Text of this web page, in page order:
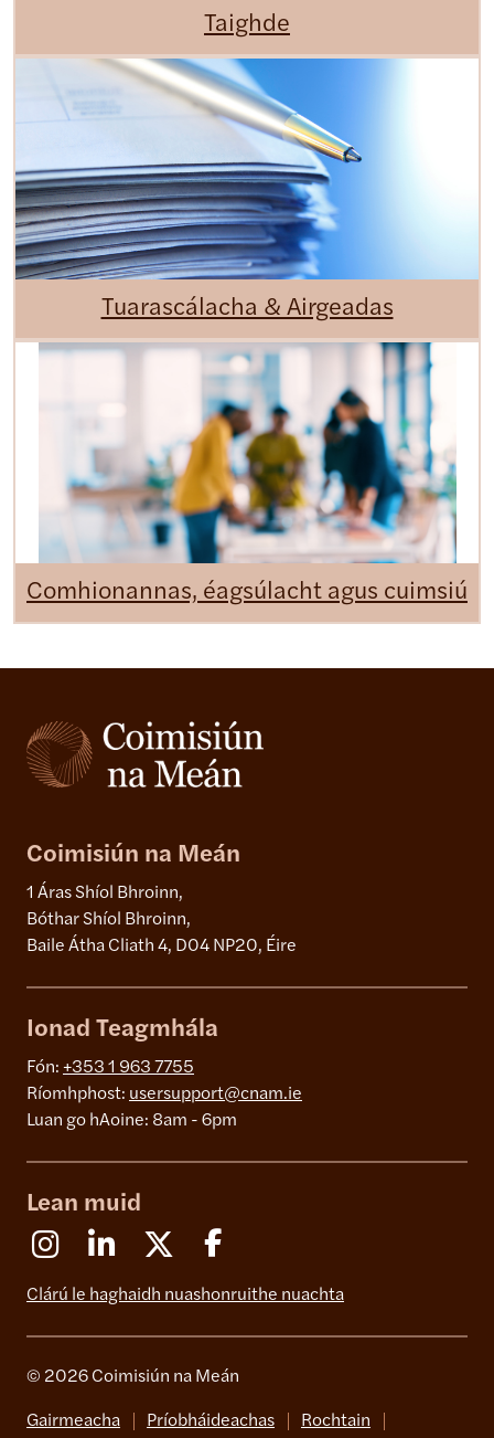
Taighde
Tuarascálacha & Airgeadas
Comhionannas, éagsúlacht agus cuimsiú
Coimisiún na Meán
1 Áras Shíol Bhroinn,
Bóthar Shíol Bhroinn,
Baile Átha Cliath 4, D04 NP20, Éire
Ionad Teagmhála
Fón: +353 1 963 7755
Ríomhphost: usersupport@cnam.ie
Luan go hAoine: 8am - 6pm
Lean muid
InstagramLinkedin X (Formerly Twitter)
Clárú le haghaidh nuashonruithe nuachta
© 2026 Coimisiún na Meán
Gairmeacha Príobháideachas Rochtain